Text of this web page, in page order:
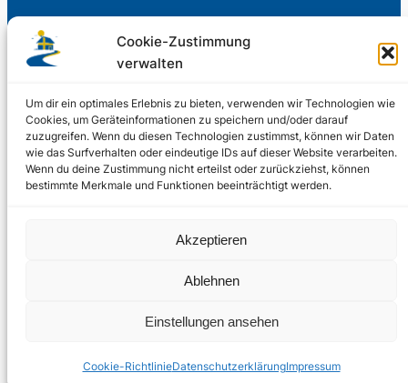
Cookie-Zustimmung
verwalten
Um dir ein optimales Erlebnis zu bieten, verwenden wir Technologien wie
Cookies, um Geräteinformationen zu speichern und/oder darauf
zuzugreifen. Wenn du diesen Technologien zustimmst, können wir Daten
wie das Surfverhalten oder eindeutige IDs auf dieser Website verarbeiten.
Wenn du deine Zustimmung nicht erteilst oder zurückziehst, können
bestimmte Merkmale und Funktionen beeinträchtigt werden.
Akzeptieren
Ablehnen
Einstellungen ansehen
Cookie-RichtlinieDatenschutzerklärungImpressum
Freiwillige Spenden für die Aufrechterhaltung
Support us
© 2002 – 2026